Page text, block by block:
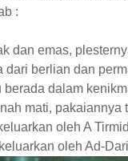
:
dan emas,
berlian dan
dalam
mati,
oleh A
oleh Ad-